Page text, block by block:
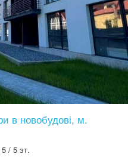
в новобудові, м.
5 / 5 эт.